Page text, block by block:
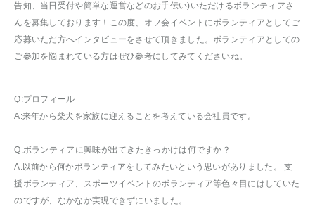
告知、当日受付や簡単な運営などのお手伝い)いただけるボランティアさ
んを募集しております！この度、オフ会イベントにボランティアとしてご
応募いただ方へインタビューをさせて頂きました。ボランティアとしての
ご参加を悩まれている方はぜひ参考にしてみてくださいね。
Q:プロフィール
A:来年から柴犬を家族に迎えることを考えている会社員です。
Q:ボランティアに興味が出てきたきっかけは何ですか？
A:以前から何かボランティアをしてみたいという思いがありました。 支
援ボランティア、スポーツイベントのボランティア等色々目にはしていた
のですが、なかなか実現できずにいました。